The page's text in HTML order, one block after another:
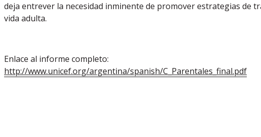
deja entrever la necesidad inminente de promover estrategias de
vida adulta.
Enlace al informe completo:
http://www.unicef.org/argentina/spanish/C_Parentales_final.pdf